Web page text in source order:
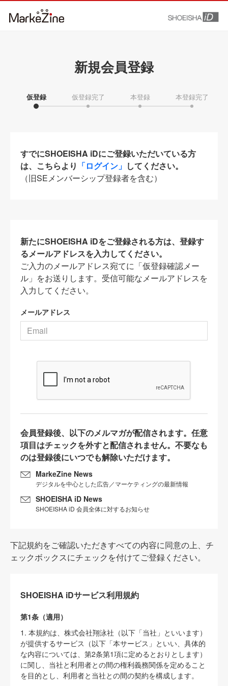
新規会員登録
仮登録 仮登録完了 本登録 本登録完了
すでにSHOEISHA iDにご登録いただいている方
は、こちらより 「ログイン」 してください。
（旧SEメンバーシップ登録者を含む）
新たにSHOEISHA iDをご登録される方は、登録す
るメールアドレスを入力してください。
ご入力のメールアドレス宛てに「仮登録確認メー
ル」をお送りします。受信可能なメールアドレスを
入力してください。
メールアドレス
会員登録後、以下のメルマガが配信されます。任意
項目はチェックを外すと配信されません。不要なも
のは登録後にいつでも解除いただけます。
MarkeZine News
デジタルを中心とした広告／マーケティングの最新情報
SHOEISHA iD News
SHOEISHA iD 会員全体に対するお知らせ
下記規約をご確認いただきすべての内容に同意の上、チ
ェックボックスにチェックを付けてご登録ください。
SHOEISHA iDサービス利用規約
第1条（適用）
1. 本規約は、株式会社翔泳社（以下「当社」といいます）
が提供するサービス（以下「本サービス」といい、具体的
な内容については、第2条第1項に定めるとおりとします）
に関し、当社と利用者との間の権利義務関係を定めること
を目的とし、利用者と当社との間の契約を構成します。